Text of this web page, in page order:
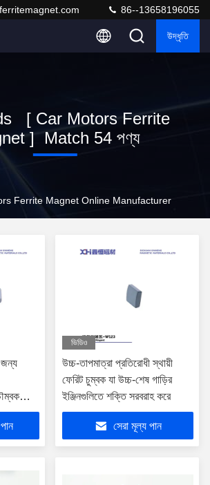
86--13658196055
উদ্ধৃতি
[ Car Motors Ferrite
] Match 54 পণ্য
Ferrite Magnet Online Manufacturer
ভিডিও
উচ্চ-তাপমাত্রা প্রতিরোধী স্থায়ী
ফেরিট চুম্বক যা উচ্চ-শেষ গাড়ির
ইঞ্জিনগুলিতে শক্তি সরবরাহ করে
সেরা মূল্য পান